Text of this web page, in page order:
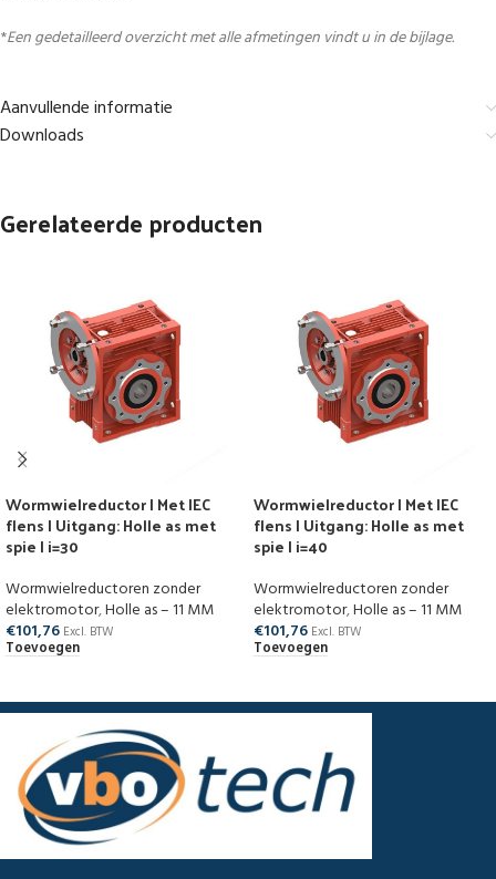
*Een gedetailleerd overzicht met alle afmetingen vindt u in de bijlage.
Aanvullende informatie
Downloads
Gerelateerde producten
Wormwielreductor | Met IEC
flens | Uitgang: Holle as met
spie | i=30
Wormwielreductoren zonder
elektromotor,Holle as – 11 MM
€101,76 Excl. BTW
Toevoegen
Wormwielreductor | Met IEC
flens | Uitgang: Holle as met
spie | i=40
Wormwielreductoren zonder
elektromotor,Holle as – 11 MM
€101,76 Excl. BTW
Toevoegen